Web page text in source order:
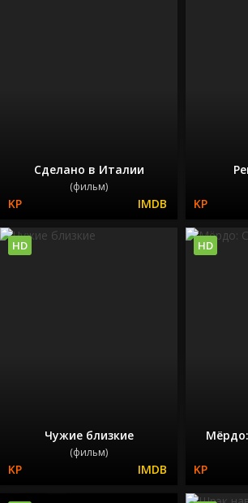
Сделано в Италии
(фильм)
Чужие близкие
(фильм)
HD HD